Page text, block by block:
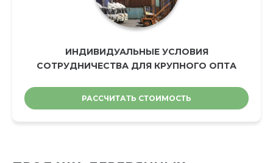
ИНДИВИДУАЛЬНЫЕ УСЛОВИЯ
СОТРУДНИЧЕСТВА ДЛЯ КРУПНОГО ОПТА
РАССЧИТАТЬ СТОИМОСТЬ